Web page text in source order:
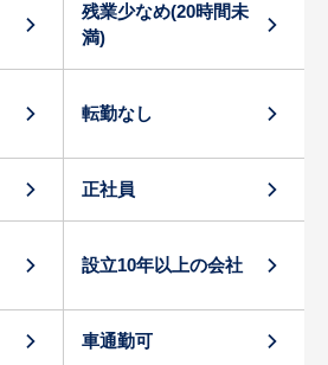
残業少なめ(20時間未
満)
転勤なし
正社員
設立10年以上の会社
車通勤可